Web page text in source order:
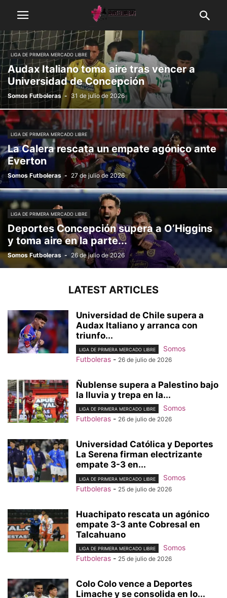
LIGA DE PRIMERA MERCADO LIBRE
Audax Italiano toma aire tras vencer a
Universidad de Concepción
Somos Futboleras - 31 de julio de 2026
LIGA DE PRIMERA MERCADO LIBRE
La Calera rescata un empate agónico ante
Everton
Somos Futboleras - 27 de julio de 2026
LIGA DE PRIMERA MERCADO LIBRE
Deportes Concepción supera a O’Higgins
y toma aire en la parte...
Somos Futboleras - 26 de julio de 2026
LATEST ARTICLES
Universidad de Chile supera a
Audax Italiano y arranca con
triunfo...
LIGA DE PRIMERA MERCADO LIBRE
Somos
Futboleras - 26 de julio de 2026
Ñublense supera a Palestino bajo
la lluvia y trepa en la...
LIGA DE PRIMERA MERCADO LIBRE
Somos
Futboleras - 26 de julio de 2026
Universidad Católica y Deportes
La Serena firman electrizante
empate 3-3 en...
LIGA DE PRIMERA MERCADO LIBRE
Somos
Futboleras - 25 de julio de 2026
Huachipato rescata un agónico
empate 3-3 ante Cobresal en
Talcahuano
LIGA DE PRIMERA MERCADO LIBRE
Somos
Futboleras - 25 de julio de 2026
Colo Colo vence a Deportes
Limache y se consolida en lo...